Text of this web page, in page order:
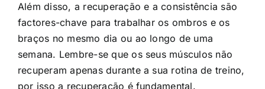
Além disso, a recuperação e a consistência são
factores-chave para trabalhar os ombros e os
braços no mesmo dia ou ao longo de uma
semana. Lembre-se que os seus músculos não
recuperam apenas durante a sua rotina de treino,
por isso a recuperação é fundamental.